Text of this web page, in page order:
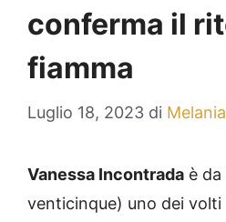
conferma il
fiamma
Luglio 18, 2023 di
Vanessa Incontrada è
venticinque) uno dei